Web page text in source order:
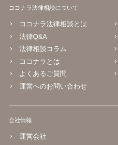
ココナラ法律相談について
ココナラ法律相談とは
法律Q&A
法律相談コラム
ココナラとは
よくあるご質問
運営へのお問い合わせ
会社情報
運営会社